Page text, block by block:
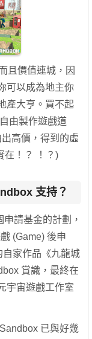
且價值連城，因
可以成為地主你
產大亨。買不起
由製作遊戲道
高價，得到的虛
在！？ ！？)
支持？
請基金的計劃，
(Game) 後申
家作品《九龍城
賞識，最終在
宇宙遊戲工作室
已與好幾